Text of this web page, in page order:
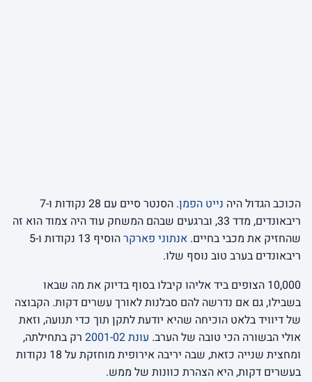
הכוכב הגדול היה נייט הפמן
. הסנטר סיים עם 28 נקודות ו-7
ריבאונדים, מדד 33, וברגעים שבהם המשחק עוד היה צמוד הוא זה
שהחזיק את מכבי בחיים. אנתוני פארקר
הוסיף 13 נקודות ו-5
ריבאונדים בערב טוב נוסף שלו.
10,000 הצופים ביד אליהו קיבלו בסוף בדיוק את מה שבאו
בשבילו, גם אם נדרשה להם סבלנות לאורך עשרים דקות. הקבוצה
של דיוויד בלאט הוכיחה שהיא יודעת לתקן תוך כדי תנועה, וזאת
אולי הבשורה הכי טובה של הערב. עונת 2001-02
רק בתחילתה,
ומחצית שנייה כזאת, שבה יריבה אירופית מוחזקת על 18 נקודות
בעשרים דקות, היא הצהרת כוונות של ממש.